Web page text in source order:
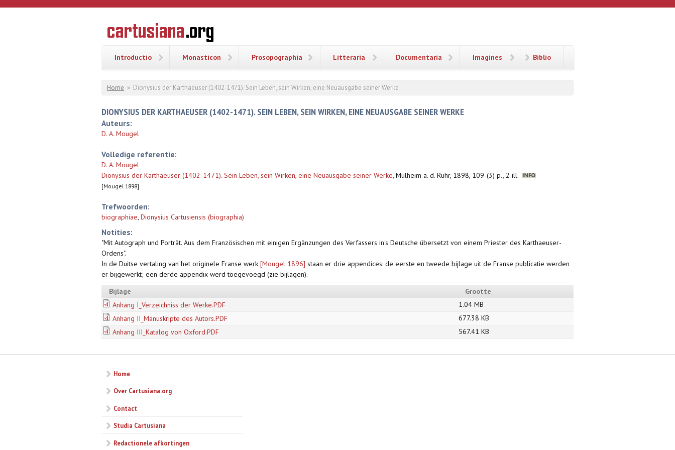
Overslaan en naar de inhoud gaan
CARTUSIANA
Geschiedenis
van de
Introductio Monasticon Prosopographia Litteraria Documentaria Imagines Biblio
U bent hier
Home » Dionysius der Karthaeuser (1402-1471). Sein Leben, sein Wirken, eine Neuausgabe seiner Werke
DIONYSIUS DER KARTHAEUSER (1402-1471). SEIN LEBEN, SEIN WIRKEN, EINE NEUAUSGABE SEINER WERKE
Auteurs:
D. A. Mougel
Volledige referentie:
D. A. Mougel
Dionysius der Karthaeuser (1402-1471). Sein Leben, sein Wirken, eine Neuausgabe seiner Werke, Mülheim a. d. Ruhr, 1898, 109-(3) p., 2 ill.
[Mougel 1898]
Trefwoorden:
biographiae, Dionysius Cartusiensis (biographia)
Notities:
"Mit Autograph und Porträt. Aus dem Französischen mit einigen Ergänzungen des Verfassers in's Deutsche übersetzt von einem Priester des Karthaeuser-
Ordens".
In de Duitse vertaling van het originele Franse werk [Mougel 1896] staan er drie appendices: de eerste en tweede bijlage uit de Franse publicatie werden
er bijgewerkt; een derde appendix werd toegevoegd (zie bijlagen).
Bijlage
Grootte
Anhang I_Verzeichniss der Werke.PDF
1.04 MB
Anhang II_Manuskripte des Autors.PDF
677.38 KB
Anhang III_Katalog von Oxford.PDF
567.41 KB
Home
Over Cartusiana.org
Contact
Studia Cartusiana
Redactionele afkortingen